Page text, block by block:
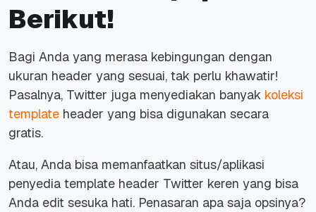
Berikut!
Bagi Anda yang merasa kebingungan dengan
ukuran header yang sesuai, tak perlu khawatir!
Pasalnya, Twitter juga menyediakan banyak koleksi
template header yang bisa digunakan secara
gratis.
Atau, Anda bisa memanfaatkan situs/aplikasi
penyedia template header Twitter keren yang bisa
Anda edit sesuka hati. Penasaran apa saja opsinya?